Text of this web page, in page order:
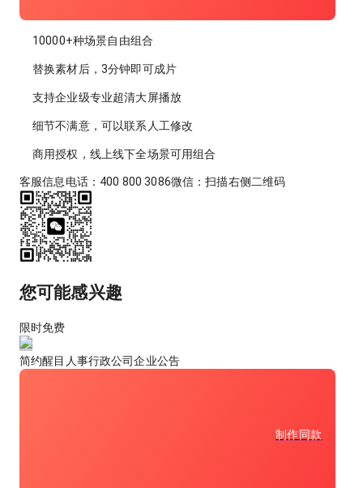
10000+种场景自由组合
替换素材后， 3分钟即可成片
支持企业级专业超清大屏播放
细节不满意，可以联系 人工修改
商用授权 ，线上线下全场景可用组合
客服信息 电话：400 800 3086微信：扫描右侧二维码
您可能感兴趣
限时免费
简约醒目人事行政公司企业公告
制作同款